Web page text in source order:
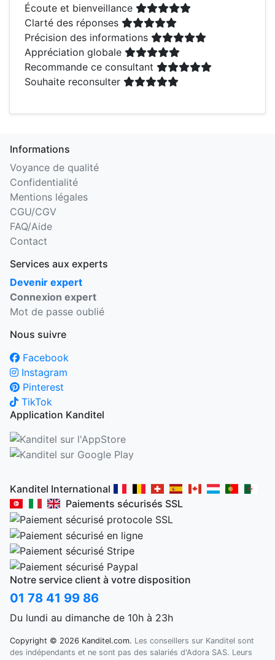
Écoute et bienveillance
Clarté des réponses
Précision des informations
Appréciation globale
Recommande ce consultant
Souhaite reconsulter
Informations
Voyance de qualité
Confidentialité
Mentions légales
CGU/CGV
FAQ/Aide
Contact
Services aux experts
Devenir expert
Connexion expert
Mot de passe oublié
Nous suivre
Facebook
Instagram
Pinterest
TikTok
Application Kanditel
Kanditel International
Paiements sécurisés SSL
Notre service client à votre disposition
01 78 41 99 86
Du lundi au dimanche de 10h à 23h
Copyright © 2026 Kanditel.com. Les conseillers sur Kanditel sont
des indépendants et ne sont pas des salariés d'Adora SAS. Leurs